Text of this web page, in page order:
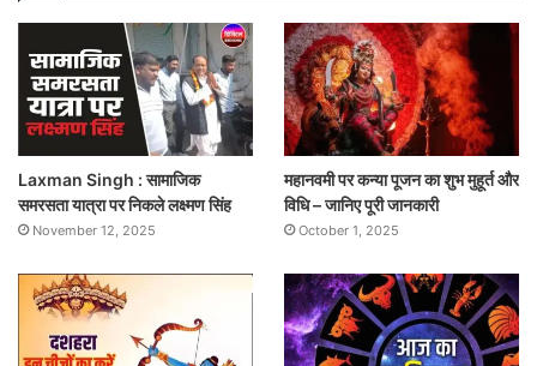
Laxman Singh : सामाजिक
समरसता यात्रा पर निकले लक्ष्मण सिंह
November 12, 2025
महानवमी पर कन्या पूजन का शुभ मुहूर्त और
विधि – जानिए पूरी जानकारी
October 1, 2025